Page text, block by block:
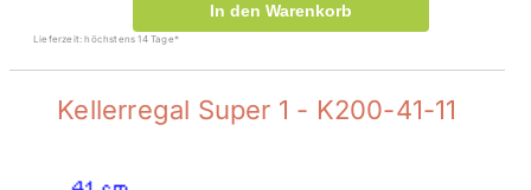
In den Warenkorb
Lieferzeit: höchstens 14 Tage*
Kellerregal Super 1 - K200-41-11